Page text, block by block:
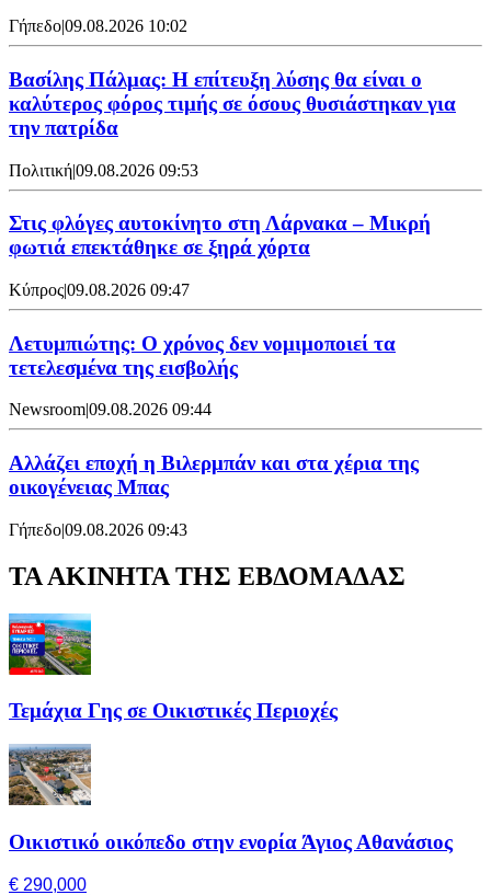
Γήπεδο|09.08.2026 10:02
Βασίλης Πάλμας: Η επίτευξη λύσης θα είναι ο
καλύτερος φόρος τιμής σε όσους θυσιάστηκαν για
την πατρίδα
Πολιτική|09.08.2026 09:53
Στις φλόγες αυτοκίνητο στη Λάρνακα – Μικρή
φωτιά επεκτάθηκε σε ξηρά χόρτα
Κύπρος|09.08.2026 09:47
Λετυμπιώτης: Ο χρόνος δεν νομιμοποιεί τα
τετελεσμένα της εισβολής
Newsroom|09.08.2026 09:44
Aλλάζει εποχή η Βιλερμπάν και στα χέρια της
οικογένειας Μπας
Γήπεδο|09.08.2026 09:43
ΤΑ ΑΚΙΝΗΤΑ ΤΗΣ ΕΒΔΟΜΑΔΑΣ
Τεμάχια Γης σε Οικιστικές Περιοχές
Οικιστικό οικόπεδο στην ενορία Άγιος Αθανάσιος
€ 290,000